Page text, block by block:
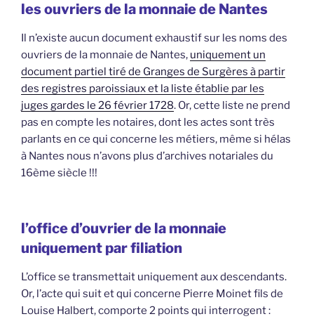
les ouvriers de la monnaie de Nantes
Il n’existe aucun document exhaustif sur les noms des
ouvriers de la monnaie de Nantes, uniquement un
document partiel tiré de Granges de Surgères à partir
des registres paroissiaux et la liste établie par les
juges gardes le 26 février 1728. Or, cette liste ne prend
pas en compte les notaires, dont les actes sont très
parlants en ce qui concerne les métiers, même si hélas
à Nantes nous n’avons plus d’archives notariales du
16ème siècle !!!
l’office d’ouvrier de la monnaie
uniquement par filiation
L’office se transmettait uniquement aux descendants.
Or, l’acte qui suit et qui concerne Pierre Moinet fils de
Louise Halbert, comporte 2 points qui interrogent :